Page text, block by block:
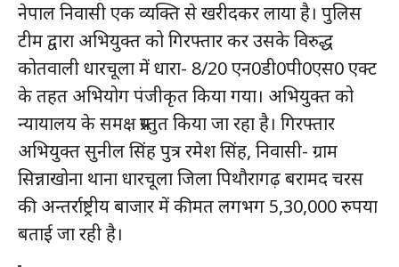
नेपाल निवासी एक व्यक्ति से खरीदकर लाया है। पुलिस
टीम द्वारा अभियुक्त को गिरफ्तार कर उसके विरुद्ध
कोतवाली धारचूला में धारा- 8/20 एन0डी0पी0एस0 एक्ट
के तहत अभियोग पंजीकृत किया गया। अभियुक्त को
न्यायालय के समक्ष प्रस्तुत किया जा रहा है। गिरफ्तार
अभियुक्त सुनील सिंह पुत्र रमेश सिंह, निवासी- ग्राम
सिन्नाखोना थाना धारचूला जिला पिथौरागढ़ बरामद चरस
की अन्तर्राष्ट्रीय बाजार में कीमत लगभग 5,30,000 रुपया
बताई जा रही है।